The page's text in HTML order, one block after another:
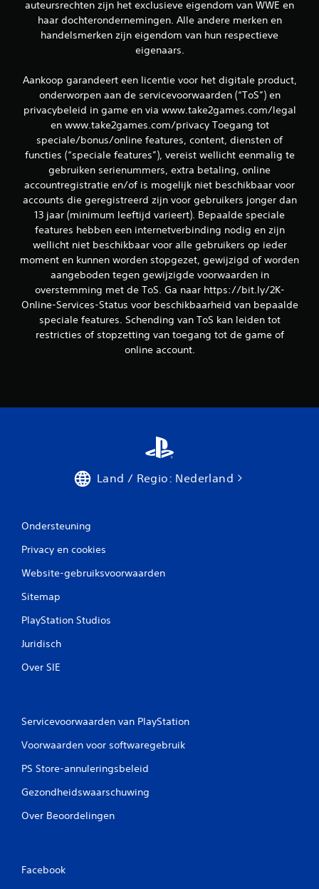
auteursrechten zijn het exclusieve eigendom van WWE en
haar dochterondernemingen. Alle andere merken en
handelsmerken zijn eigendom van hun respectieve
eigenaars.
Aankoop garandeert een licentie voor het digitale product,
onderworpen aan de servicevoorwaarden (“ToS”) en
privacybeleid in game en via www.take2games.com/legal
en www.take2games.com/privacy Toegang tot
speciale/bonus/online features, content, diensten of
functies (“speciale features”), vereist wellicht eenmalig te
gebruiken serienummers, extra betaling, online
accountregistratie en/of is mogelijk niet beschikbaar voor
accounts die geregistreerd zijn voor gebruikers jonger dan
13 jaar (minimum leeftijd varieert). Bepaalde speciale
features hebben een internetverbinding nodig en zijn
wellicht niet beschikbaar voor alle gebruikers op ieder
moment en kunnen worden stopgezet, gewijzigd of worden
aangeboden tegen gewijzigde voorwaarden in
overstemming met de ToS. Ga naar https://bit.ly/2K-
Online-Services-Status voor beschikbaarheid van bepaalde
speciale features. Schending van ToS kan leiden tot
restricties of stopzetting van toegang tot de game of
online account.
Land / Regio: Nederland
Ondersteuning
Privacy en cookies
Website-gebruiksvoorwaarden
Sitemap
PlayStation Studios
Juridisch
Over SIE
Servicevoorwaarden van PlayStation
Voorwaarden voor softwaregebruik
PS Store-annuleringsbeleid
Gezondheidswaarschuwing
Over Beoordelingen
Facebook